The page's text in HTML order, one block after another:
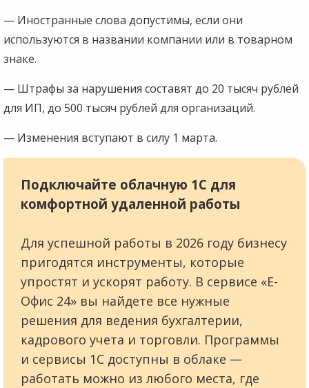
— Иностранные слова допустимы, если они
используются в названии компании или в товарном
знаке.
— Штрафы за нарушения составят до 20 тысяч рублей
для ИП, до 500 тысяч рублей для организаций.
— Изменения вступают в силу 1 марта.
Подключайте облачную 1С для
комфортной удаленной работы
Для успешной работы в 2026 году бизнесу
пригодятся инструменты, которые
упростят и ускорят работу. В сервисе «Е-
Офис 24» вы найдете все нужные
решения для ведения бухгалтерии,
кадрового учета и торговли. Программы
и сервисы 1С доступны в облаке —
работать можно из любого места, где